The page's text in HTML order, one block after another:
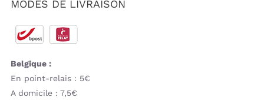
MODES DE LIVRAISON
Belgique :
En point-relais : 5€
A domicile : 7,5€